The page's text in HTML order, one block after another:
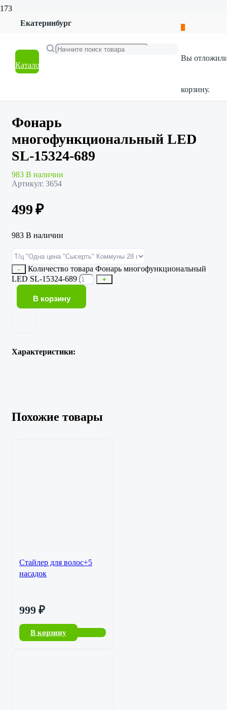
Екатеринбург
Каталог
Вы
корзину.
Товары для дома
Фонарь многофункциональный LED SL-15324-689
Фонарь
многофункциональный LED
SL-15324-689
983 В наличии
Артикул: 3654
499₽
983 В наличии
-
Количество товара Фонарь многофункциональный
LED SL-15324-689
+
В корзину
Характеристики:
Похожие товары
Стайлер для волос+5
насадок
999 ₽
В корзину